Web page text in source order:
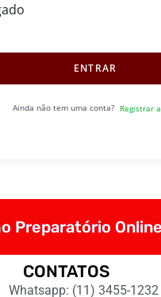
ENTRAR
Ainda não tem uma conta? Registrar
Preparatório
CONTATOS
Whatsapp: (11) 3455-1232